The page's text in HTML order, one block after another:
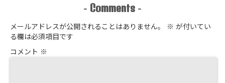
- Comments -
メールアドレスが公開されることはありません。 ※ が付いてい
る欄は必須項目です
コメント ※